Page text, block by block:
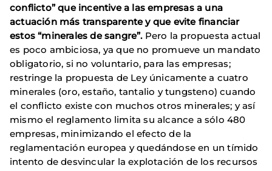
conflicto” que incentive a las empresas a una
actuación más transparente y que evite financiar
estos “minerales de sangre”.Pero la propuesta actual
es poco ambiciosa, ya que no promueve un mandato
obligatorio, si no voluntario, para las empresas;
restringe la propuesta de Ley únicamente a cuatro
minerales (oro, estaño, tantalio y tungsteno) cuando
el conflicto existe con muchos otros minerales; y así
mismo el reglamento limita su alcance a sólo 480
empresas, minimizando el efecto de la
reglamentación europea y quedándose en un tímido
intento de desvincular la explotación de los recursos